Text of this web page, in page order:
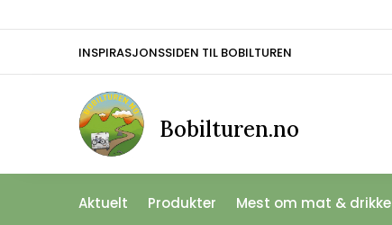
INSPIRASJONSSIDEN TIL BOBILTUREN
Bobilturen.no
Aktuelt Produkter Mest om mat & drikke